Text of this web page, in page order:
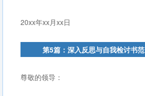
20xx年xx月xx日
第5篇：深入反思与自我检讨书
尊敬的领导：